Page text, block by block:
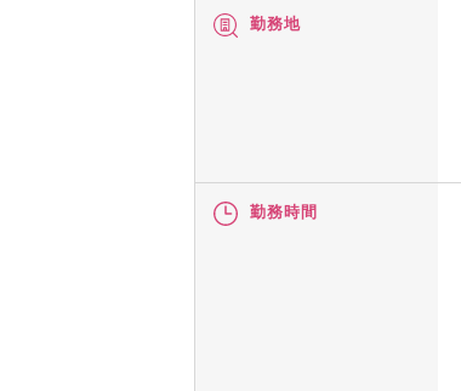
勤務地
勤務時間